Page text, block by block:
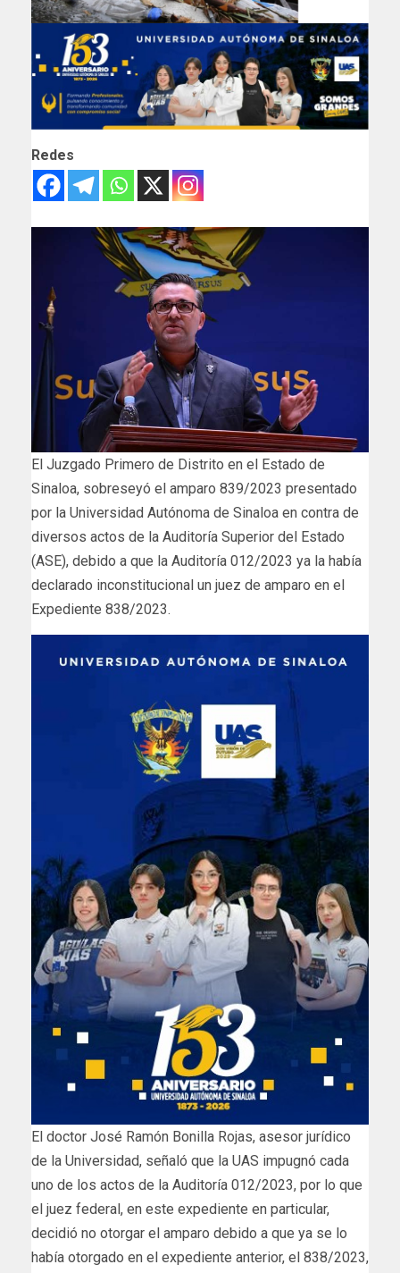
Redes
El Juzgado Primero de Distrito en el Estado de
Sinaloa, sobreseyó el amparo 839/2023 presentado
por la Universidad Autónoma de Sinaloa en contra de
diversos actos de la Auditoría Superior del Estado
(ASE), debido a que la Auditoría 012/2023 ya la había
declarado inconstitucional un juez de amparo en el
Expediente 838/2023.
El doctor José Ramón Bonilla Rojas, asesor jurídico
de la Universidad, señaló que la UAS impugnó cada
uno de los actos de la Auditoría 012/2023, por lo que
el juez federal, en este expediente en particular,
decidió no otorgar el amparo debido a que ya se lo
había otorgado en el expediente anterior, el 838/2023,